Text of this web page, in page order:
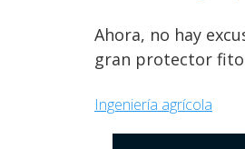
Ahora, no hay
gran protector
Ingeniería agrícola